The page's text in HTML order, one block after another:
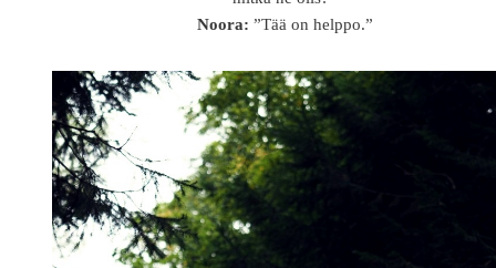
Noora: ”Tää on helppo.”